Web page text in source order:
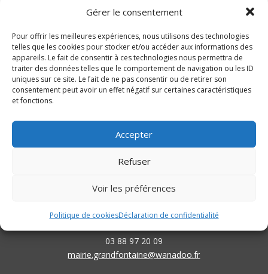
Gérer le consentement
Pour offrir les meilleures expériences, nous utilisons des technologies
telles que les cookies pour stocker et/ou accéder aux informations des
appareils. Le fait de consentir à ces technologies nous permettra de
traiter des données telles que le comportement de navigation ou les ID
uniques sur ce site. Le fait de ne pas consentir ou de retirer son
consentement peut avoir un effet négatif sur certaines caractéristiques
et fonctions.
Accepter
Refuser
Voir les préférences
Politique de cookiesDéclaration de confidentialité

Mairie de Grandfontaine
67130 Grandfontaine
03 88 97 20 09
mairie.grandfontaine@wanadoo.fr